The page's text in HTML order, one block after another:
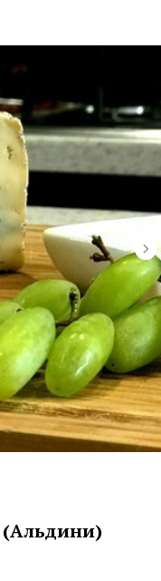
(Альдини)